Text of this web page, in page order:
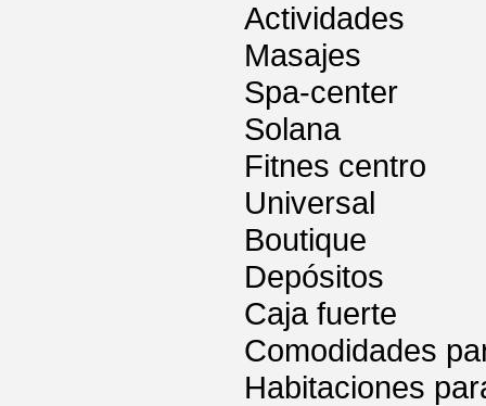
Actividades
Masajes
Spa-center
Solana
Fitnes centro
Universal
Boutique
Depósitos
Caja fuerte
Comodidades
Habitaciones